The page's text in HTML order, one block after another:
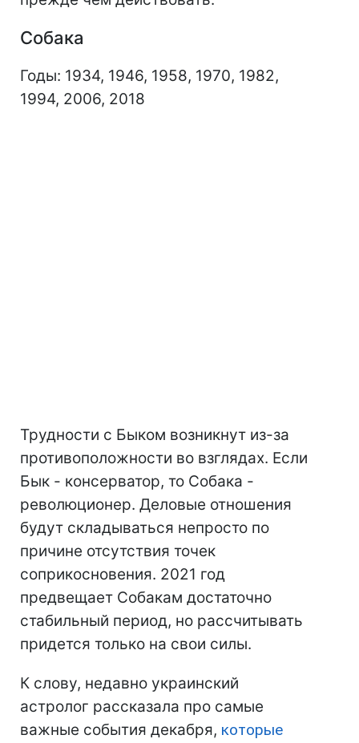
Собака
Годы: 1934, 1946, 1958, 1970, 1982,
1994, 2006, 2018
Трудности с Быком возникнут из-за
противоположности во взглядах. Если
Бык - консерватор, то Собака -
революционер. Деловые отношения
будут складываться непросто по
причине отсутствия точек
соприкосновения. 2021 год
предвещает Собакам достаточно
стабильный период, но рассчитывать
придется только на свои силы.
К слову, недавно украинский
астролог рассказала про самые
важные события декабря, которые